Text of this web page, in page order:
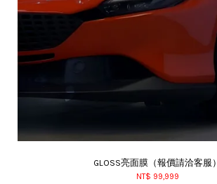
GLOSS亮面膜（報價請洽客服）
NT$ 99,999